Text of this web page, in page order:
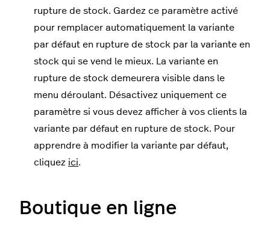
rupture de stock. Gardez ce paramètre activé
pour remplacer automatiquement la variante
par défaut en rupture de stock par la variante en
stock qui se vend le mieux. La variante en
rupture de stock demeurera visible dans le
menu déroulant. Désactivez uniquement ce
paramètre si vous devez afficher à vos clients la
variante par défaut en rupture de stock. Pour
apprendre à modifier la variante par défaut,
cliquez ici.
Boutique en ligne